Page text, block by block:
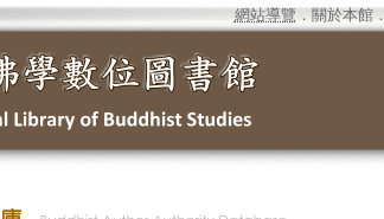
網站導覽 ． 關於本館．